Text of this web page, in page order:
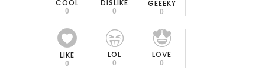
COOL
0
DISLIKE
0
GEEEKY
0
LIKE
0
LOL
0
LOVE
0